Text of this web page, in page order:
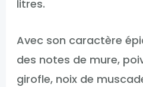
litres.
Avec son caractère
des notes de mure,
girofle, noix de